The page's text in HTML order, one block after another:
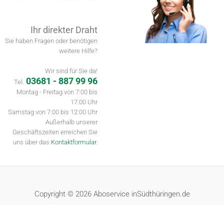
Ihr direkter Draht
Sie haben Fragen oder benötigen
weitere Hilfe?
Wir sind für Sie da!
Tel. 03681 - 887 99 96
Montag - Freitag von 7:00 bis
17:00 Uhr
Samstag von 7:00 bis 12:00 Uhr
Außerhalb unserer
Geschäftszeiten erreichen Sie
uns über das Kontaktformular.
Copyright © 2026 Aboservice inSüdthüringen.de